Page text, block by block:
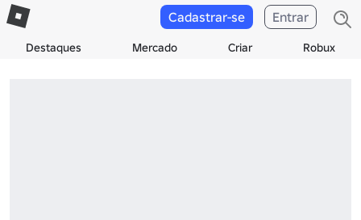
Destaques Mercado Criar Robux
Cadastrar-se Entrar